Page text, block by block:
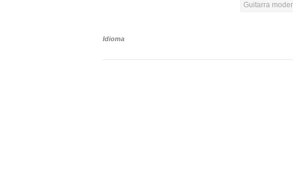
Guitarra
Idioma